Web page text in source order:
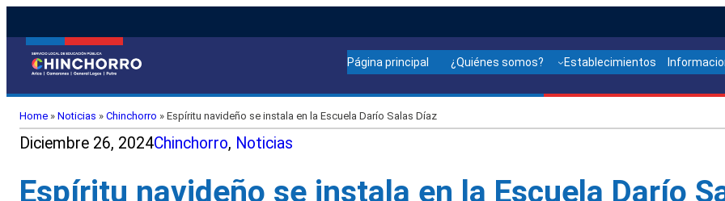
Página principal ¿Quiénes somos? Establecimientos
Home » Noticias » Chinchorro » Espíritu navideño se instala en la Escuela Darío Salas Díaz
Diciembre 26, 2024Chinchorro, Noticias
Espíritu navideño se instala en la Escuela Darío